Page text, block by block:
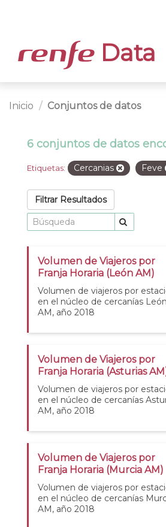
Data
Inicio Conjuntos de datos
6 conjuntos de datos
Etiquetas: Cercanias Feve
Filtrar Resultados
Volumen de Viajeros por
Franja Horaria (León AM)
Volumen de viajeros por
en el núcleo de cercanías León
AM, año 2018
Volumen de Viajeros por
Franja Horaria (Asturias
Volumen de viajeros por
en el núcleo de cercanías
AM, año 2018
Volumen de Viajeros por
Franja Horaria (Murcia AM)
Volumen de viajeros por
en el núcleo de cercanías
AM, año 2018